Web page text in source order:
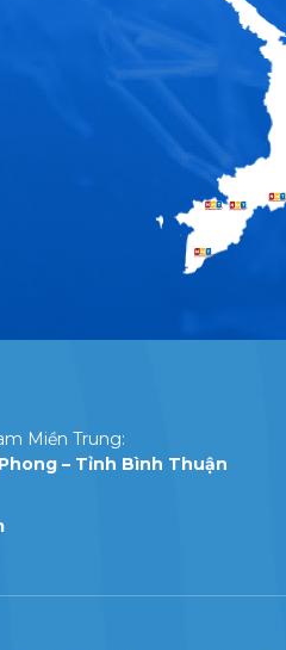
Miền Trung:
– Tỉnh Bình Thuận